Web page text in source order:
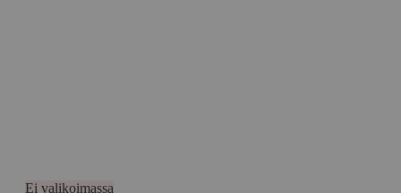
Ei valikoimassa